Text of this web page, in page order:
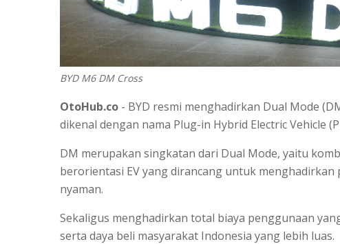
BYD M6 DM Cross
OtoHub.co - BYD resmi menghadirkan Dual Mode
dikenal dengan nama Plug-in Hybrid Electric Vehicle
DM merupakan singkatan dari Dual Mode, yaitu
berorientasi EV yang dirancang untuk
nyaman.
Sekaligus menghadirkan total biaya penggunaan
serta daya beli masyarakat Indonesia yang lebih luas.